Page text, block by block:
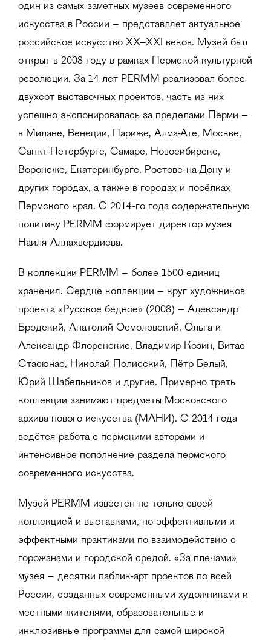
один из самых заметных музеев современного
искусства в России – представляет актуальное
российское искусство XX–XXI веков. Музей был
открыт в 2008 году в рамках Пермской культурной
революции. За 14 лет PERMM реализовал более
двухсот выставочных проектов, часть из них
успешно экспонировалась за пределами Перми –
в Милане, Венеции, Париже, Алма-Ате, Москве,
Санкт-Петербурге, Самаре, Новосибирске,
Воронеже, Екатеринбурге, Ростове-на-Дону и
других городах, а также в городах и посёлках
Пермского края. С 2014-го года содержательную
политику PERMM формирует директор музея
Наиля Аллахвердиева.
В коллекции PERMM – более 1500 единиц
хранения. Сердце коллекции – круг художников
проекта «Русское бедное» (2008) – Александр
Бродский, Анатолий Осмоловский, Ольга и
Александр Флоренские, Владимир Козин, Витас
Стасюнас, Николай Полисский, Пётр Белый,
Юрий Шабельников и другие. Примерно треть
коллекции занимают предметы Московского
архива нового искусства (МАНИ). С 2014 года
ведётся работа с пермскими авторами и
интенсивное пополнение раздела пермского
современного искусства.
Музей PERMM известен не только своей
коллекцией и выставками, но эффективными и
эффектными практиками по взаимодействию с
горожанами и городской средой. «За плечами»
музея – десятки паблик-арт проектов по всей
России, созданных современными художниками и
местными жителями, образовательные и
инклюзивные программы для самой широкой